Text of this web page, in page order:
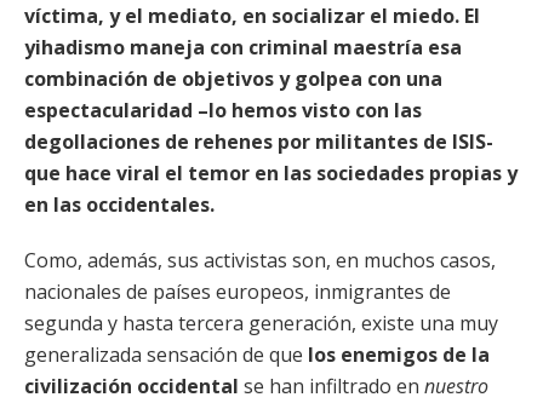
víctima, y el mediato, en socializar el miedo. El
yihadismo maneja con criminal maestría esa
combinación de objetivos y golpea con una
espectacularidad –lo hemos visto con las
degollaciones de rehenes por militantes de ISIS-
que hace viral el temor en las sociedades propias y
en las occidentales.
Como, además, sus activistas son, en muchos casos,
nacionales de países europeos, inmigrantes de
segunda y hasta tercera generación, existe una muy
generalizada sensación de que los enemigos de la
civilización occidental se han infiltrado en nuestro